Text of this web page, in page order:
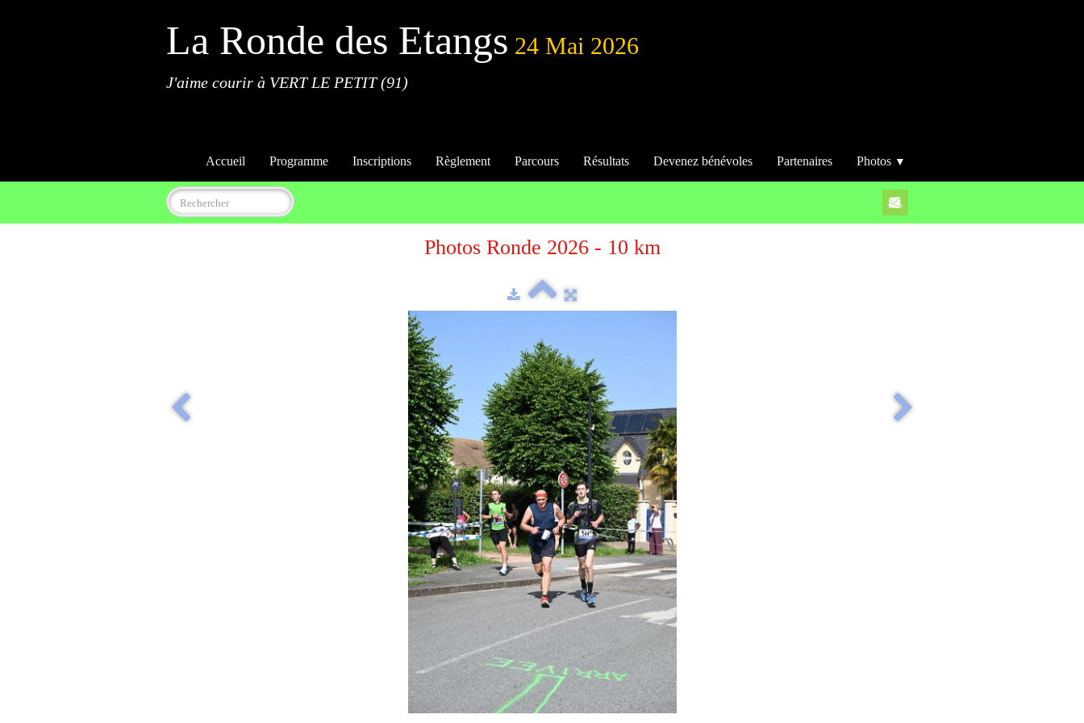
La Ronde des Etangs 24 Mai 2026
J'aime courir à VERT LE PETIT (91)
Accueil Programme Inscriptions Règlement Parcours Résultats Devenez bénévoles Partenaires Photos ▼
Photos Ronde 2026 - 10 km